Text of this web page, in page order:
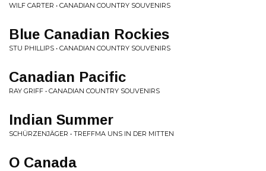
WILF CARTER • CANADIAN COUNTRY SOUVENIRS
Blue Canadian Rockies
STU PHILLIPS • CANADIAN COUNTRY SOUVENIRS
Canadian Pacific
RAY GRIFF • CANADIAN COUNTRY SOUVENIRS
Indian Summer
SCHÜRZENJÄGER • TREFFMA UNS IN DER MITTEN
O Canada